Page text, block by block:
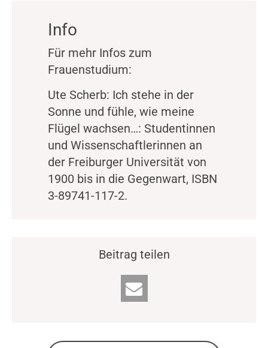
Info
Für mehr Infos zum
Frauenstudium:
Ute Scherb: Ich stehe in der
Sonne und fühle, wie meine
Flügel wachsen…: Studentinnen
und Wissenschaftlerinnen an
der Freiburger Universität von
1900 bis in die Gegenwart, ISBN
3-89741-117-2.
Beitrag teilen